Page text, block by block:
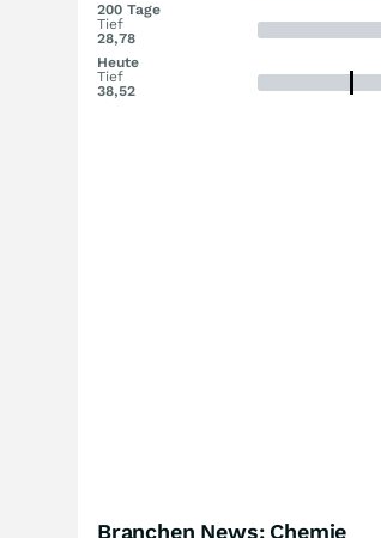
200 Tage
Tief
28,78
Heute
Tief
38,52
Branchen News: Chemie